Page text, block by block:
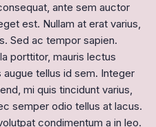
ante sem auctor
est. Nullam at erat varius,
Sed ac tempor sapien.
porttitor, mauris lectus
tellus id sem. Integer
mi quis tincidunt varius,
semper odio tellus at lacus.
condimentum a in leo.